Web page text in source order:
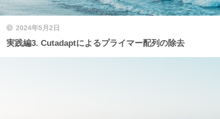
2024年5月2日
実践編3. Cutadaptによるプライマー配列の除去